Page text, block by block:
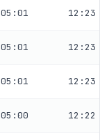
05:01 12:23
05:01 12:23
05:01 12:23
05:00 12:22